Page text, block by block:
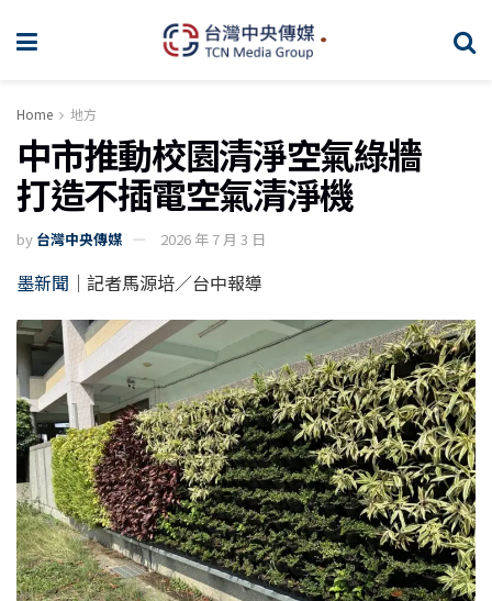
Home 地方
中市推動校園清淨空氣綠牆
打造不插電空氣清淨機
by 台灣中央傳媒 2026 年 7 月 3 日
墨新聞 ｜記者馬源培／台中報導